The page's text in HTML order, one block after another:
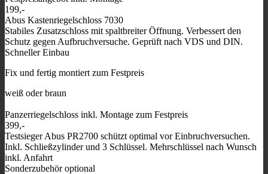
199,-
Abus Kastenriegelschloss 7030
Stabiles Zusatzschloss mit spaltbreiter Öffnung. Verbessert den
Schutz gegen Aufbruchversuche. Geprüft nach VDS und DIN.
Schneller Einbau
Fix und fertig montiert zum Festpreis
weiß oder braun
Panzerriegelschloss inkl. Montage zum Festpreis
399,-
Testsieger Abus PR2700 schützt optimal vor Einbruchversuchen.
Inkl. Schließzylinder und 3 Schlüssel. Mehrschlüssel nach Wunsch
inkl. Anfahrt
Sonderzubehör optional